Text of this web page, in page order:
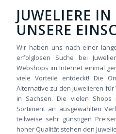
JUWELIERE
UNSERE
Wir haben uns nach einer
erfolglosen Suche bei
Webshops im Internet einmal
viele Vorteile entdeckt! Die
Alternative zu den Juwelieren
in Sachsen. Die vielen
Sortiment an ausgewählten
teilweise sehr günstigen
hoher Qualität stehen den